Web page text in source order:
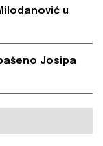
u
Josipa